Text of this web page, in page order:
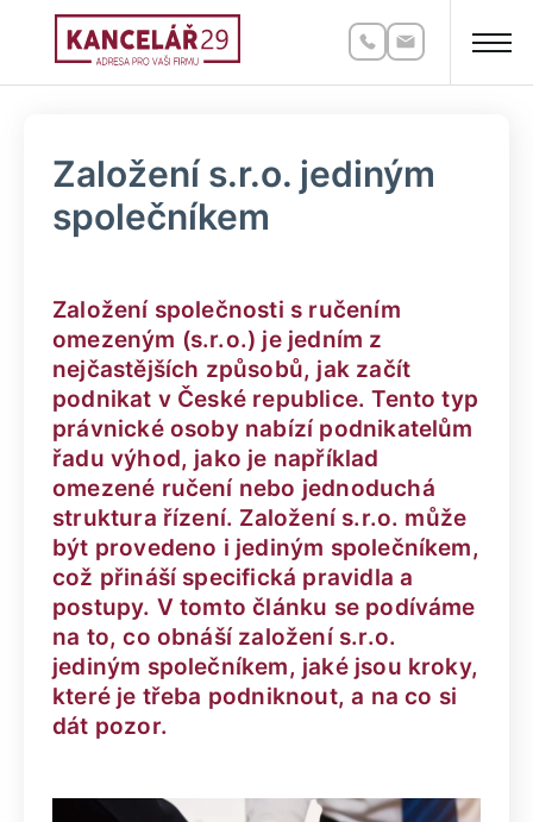
Založení s.r.o. jediným
společníkem
Založení společnosti s ručením
omezeným (s.r.o.) je jedním z
nejčastějších způsobů, jak začít
podnikat v České republice. Tento typ
právnické osoby nabízí podnikatelům
řadu výhod, jako je například
omezené ručení nebo jednoduchá
struktura řízení. Založení s.r.o. může
být provedeno i jediným společníkem,
což přináší specifická pravidla a
postupy. V tomto článku se podíváme
na to, co obnáší založení s.r.o.
jediným společníkem, jaké jsou kroky,
které je třeba podniknout, a na co si
dát pozor.